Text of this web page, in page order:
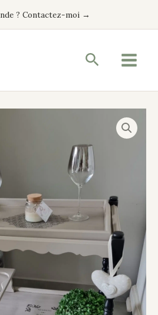
? Contactez-moi →